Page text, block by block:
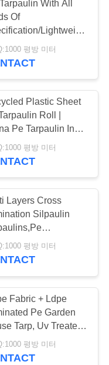
물
35
30
With All
Of
Lightweight
Pe
High Quality
평방 미터
Plastic Sheet
Roll |
Pe Tarpaulin In
평방 미터
Layers Cross
Silpaulin
Material Silpaulin
평방 미터
Fabric + Ldpe
Pe Garden
Tarp, Uv Treated
Waterproof
Pe
평방 미터